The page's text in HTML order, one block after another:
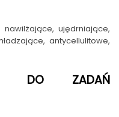
nawilżające, ujędrniające,
antycellulitowe,
DO ZADAŃ